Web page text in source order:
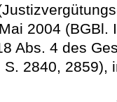
2004 (BGBl.
Abs. 4 des
S. 2840, 2859),